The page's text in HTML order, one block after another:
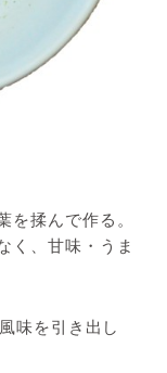
を揉んで作る。
く、甘味・うま
味を引き出し